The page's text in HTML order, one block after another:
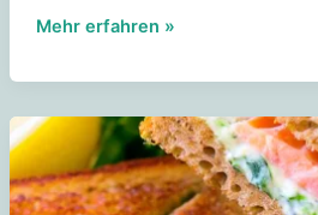
Croque
met
Béchamelsaus
Mehr erfahren »